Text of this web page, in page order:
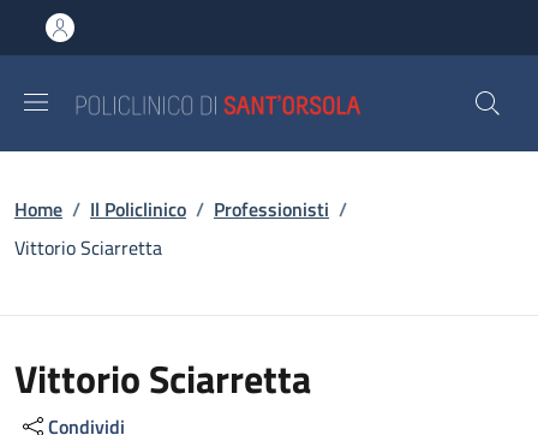
al contenuto principale
to footer content
Briciole di pane
Home / Il Policlinico / Professionisti /
Vittorio Sciarretta
Vittorio Sciarretta
Condividi